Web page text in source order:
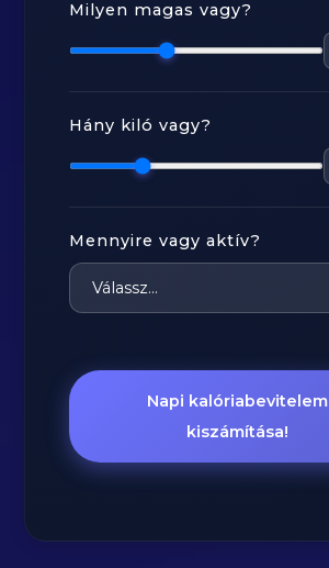
Milyen magas vagy?
Hány kiló vagy?
Mennyire vagy aktív?
Napi kalóriabevitelem
kiszámítása!